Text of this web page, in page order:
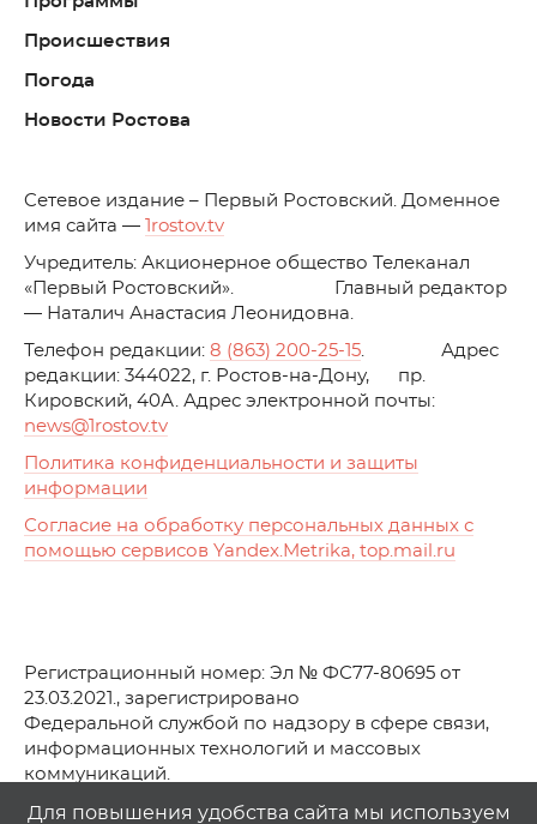
Происшествия
Погода
Новости Ростова
Cетевое издание – Первый Ростовский. Доменное
имя сайта —
1rostov.tv
Учредитель: Акционерное общество Телеканал
«Первый Ростовский». Главный редактор
— Наталич Анастасия Леонидовна.
Телефон редакции: 8 (863) 200-25-15. Адрес
редакции: 344022, г. Ростов-на-Дону, пр.
Кировский, 40А. Адрес электронной почты:
news@1rostov.tv
Политика конфиденциальности и защиты
информации
Согласие на обработку персональных данных с
помощью сервисов Yandex.Metrika, top.mail.ru
Регистрационный номер: Эл № ФС77-80695 от
23.03.2021., зарегистрировано
Федеральной службой по надзору в сфере связи,
информационных технологий и массовых
коммуникаций.
© АО Телеканал «Первый Ростовский» (2021-2025)
Для повышения удобства сайта мы используем